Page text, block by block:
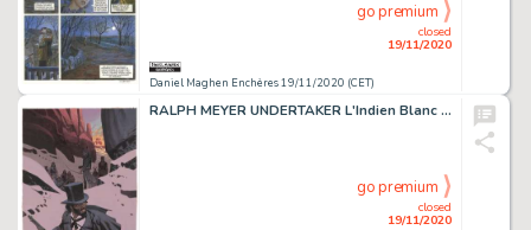
Daniel Maghen Enchères 19/11/2020 (CET)
closed
19/11/2020
go premium
RALPH MEYER UNDERTAKER L'Indien Blanc (T.5), Dargaud 2019 Couverture originale. Signée....
closed
19/11/2020
go premium